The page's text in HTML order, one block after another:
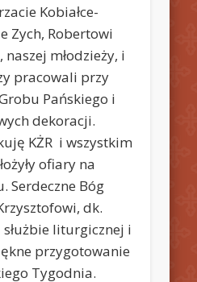
Kobiałce-
Zych, Robertowi
młodzieży, i
pracowali przy
Pańskiego i
dekoracji.
KŻR i wszystkim
ofiary na
Serdeczne Bóg
dk.
liturgicznej i
przygotowanie
Tygodnia.